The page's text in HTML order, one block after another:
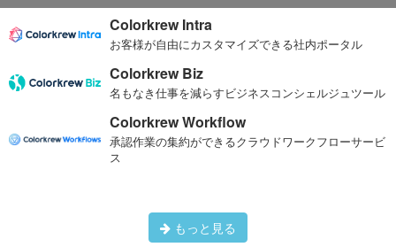
Colorkrew Intra
お客様が自由にカスタマイズできる社内ポータル
Colorkrew Biz
名もなき仕事を減らすビジネスコンシェルジュツール
Colorkrew Workflow
承認作業の集約ができるクラウドワークフローサービ
ス
もっと見る